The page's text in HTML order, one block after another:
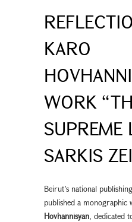
KARO
WORK
SUPREME
SARKIS
Beirut’s national
published a
Hovhannisyan, dedicated